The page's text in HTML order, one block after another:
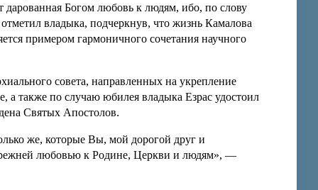
Богом любовь к людям, ибо, по слову
владыка, подчеркнув, что жизнь Камалова
примером гармоничного сочетания научного
совета, направленных на укрепление
а также по случаю юбилея владыка Езрас удостоил
Святых Апостолов.
же, которые Вы, мой дорогой друг и
любовью к Родине, Церкви и людям», —